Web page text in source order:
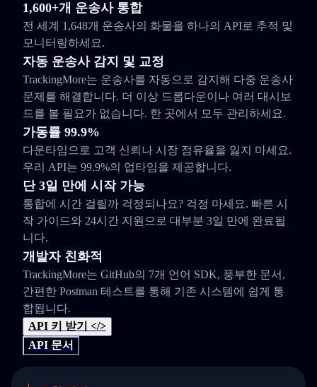
1,600+개 운송사 통합
전 세계 1,648개 운송사의 화물을 하나의 API로 추적 및
모니터링하세요.
자동 운송사 감지 및 교정
TrackingMore는 운송사를 자동으로 감지해 다중 운송사
문제를 해결합니다. 더 이상 드롭다운이나 여러 대시보
드를 볼 필요가 없습니다. 한 곳에서 모두 관리하세요.
가동률 99.9%
다운타임으로 고객 신뢰나 시장 점유율을 잃지 마세요.
우리 API는 99.9%의 업타임을 제공합니다.
단 3일 만에 시작 가능
통합에 시간 걸릴까 걱정되나요? 걱정 마세요. 빠른 시
작 가이드와 24시간 지원으로 대부분 3일 만에 완료됩
니다.
개발자 친화적
TrackingMore는 GitHub의 7개 언어 SDK, 풍부한 문서,
간편한 Postman 테스트를 통해 기존 시스템에 쉽게 통
합됩니다.
API 키 받기 </>
API 문서